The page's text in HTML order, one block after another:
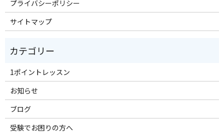
プライバシーポリシー
サイトマップ
1ポイントレッスン
お知らせ
ブログ
受験でお困りの方へ